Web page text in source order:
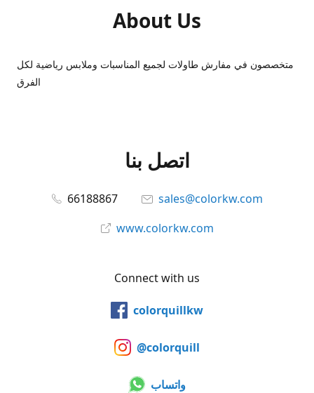
About Us
متخصصون في مفارش طاولات لجميع المناسبات وملابس رياضية لكل
الفرق
اتصل بنا
66188867
sales@colorkw.com
www.colorkw.com
Connect with us
colorquillkw
@colorquill
واتساب